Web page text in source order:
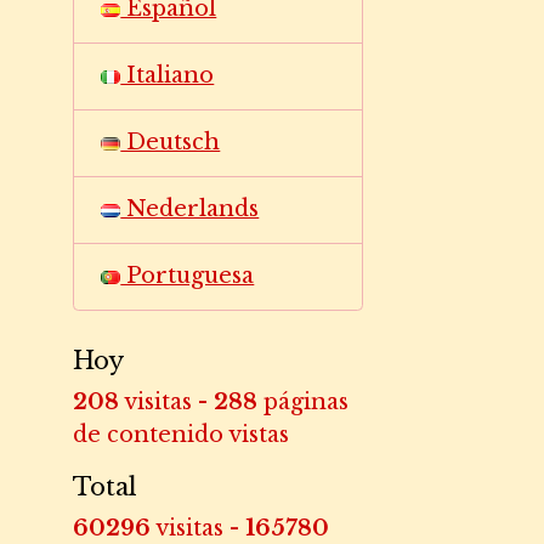
Español
Italiano
Deutsch
Nederlands
Portuguesa
Hoy
208 visitas - 288 páginas
de contenido vistas
Total
60296 visitas - 165780